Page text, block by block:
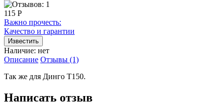
115 Р
Важно прочесть:
Качество и гарантии
Наличие: нет
Описание Отзывы (1)
Так же для Динго T150.
Написать отзыв